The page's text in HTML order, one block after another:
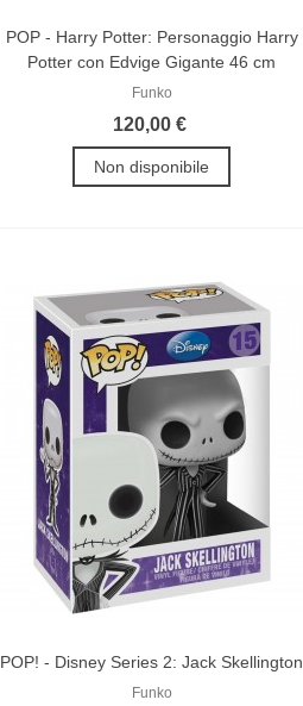
POP - Harry Potter: Personaggio Harry
Potter con Edvige Gigante 46 cm
Funko
120,00 €
Non disponibile
POP! - Disney Series 2: Jack Skellington
Funko